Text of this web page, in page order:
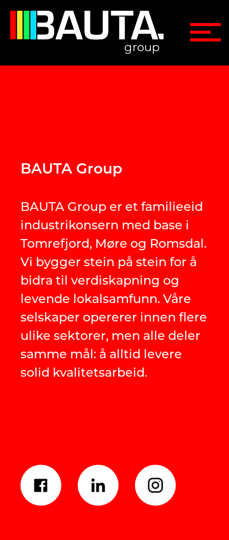
group
BAUTA Group
BAUTA Group er et familieeid
industrikonsern med base i
Tomrefjord, Møre og Romsdal.
Vi bygger stein på stein for å
bidra til verdiskapning og
levende lokalsamfunn. Våre
selskaper opererer innen flere
ulike sektorer, men alle deler
samme mål: å alltid levere
solid kvalitetsarbeid.